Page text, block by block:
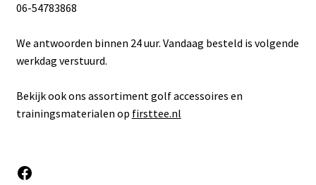
06-54783868
We antwoorden binnen 24 uur. Vandaag besteld is volgende
werkdag verstuurd.
Bekijk ook ons assortiment golf accessoires en
trainingsmaterialen op firsttee.nl
Facebook